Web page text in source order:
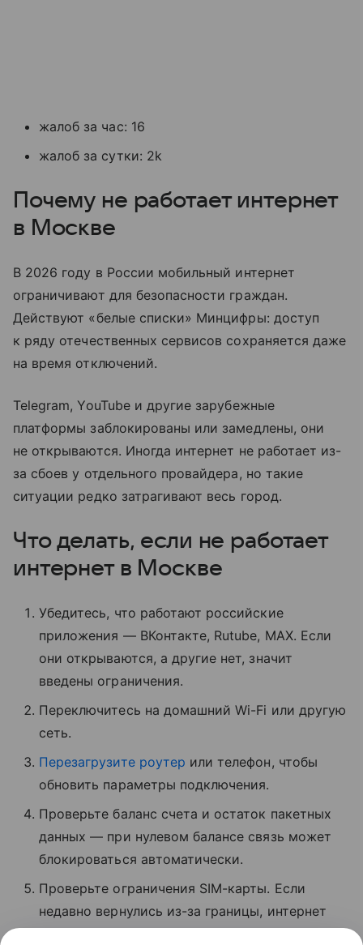
жалоб за час: 16
жалоб за сутки: 2k
Почему не работает интернет
в Москве
В 2026 году в России мобильный интернет
ограничивают для безопасности граждан.
Действуют «белые списки» Минцифры: доступ
к ряду отечественных сервисов сохраняется даже
на время отключений.
Telegram, YouTube и другие зарубежные
платформы заблокированы или замедлены, они
не открываются. Иногда интернет не работает из-
за сбоев у отдельного провайдера, но такие
ситуации редко затрагивают весь город.
Что делать, если не работает
интернет в Москве
Убедитесь, что работают российские
приложения — ВКонтакте, Rutube, MAX. Если
они открываются, а другие нет, значит
введены ограничения.
Переключитесь на домашний Wi-Fi или другую
сеть.
Перезагрузите роутер или телефон, чтобы
обновить параметры подключения.
Проверьте баланс счета и остаток пакетных
данных — при нулевом балансе связь может
блокироваться автоматически.
Проверьте ограничения SIM-карты. Если
недавно вернулись из-за границы, интернет
может быть временно заблокирован.